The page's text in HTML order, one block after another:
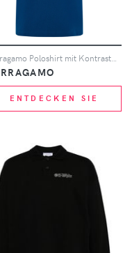
ENTDECKEN SIE